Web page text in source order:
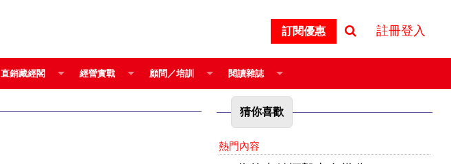
訂閱優惠 註冊登入
直銷藏經閣 經營實戰 顧問／培訓 閱讀雜誌
猜你喜歡
熱門內容